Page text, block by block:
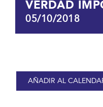
VERDAD
05/10/2018
AÑADIR AL